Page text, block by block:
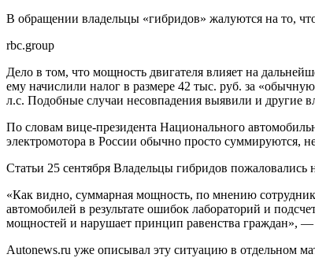
В обращении владельцы «гибридов» жалуются на то,
rbc.group
Дело в том, что мощность двигателя влияет на
ему начислили налог в размере 42 тыс. руб. за
л.с. Подобные случаи несовпадения выявили и другие
По словам вице-президента Национального
электромотора в России обычно просто суммируются,
Статьи 25 сентября Владельцы гибридов пожаловались
«Как видно, суммарная мощность, по мнению
автомобилей в результате ошибок лабораторий и
мощностей и нарушает принцип равенства граждан», —
Autonews.ru уже описывал эту ситуацию в отдельном